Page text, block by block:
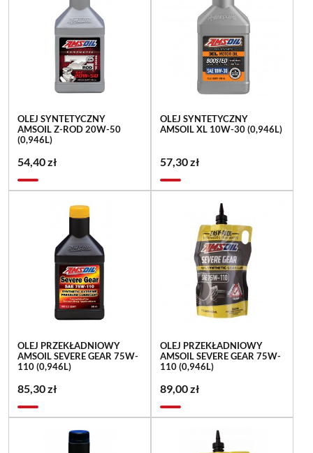
OLEJ SYNTETYCZNY
AMSOIL Z-ROD 20W-50
(0,946L)
54,40 zł
OLEJ SYNTETYCZNY
AMSOIL XL 10W-30 (0,946L)
57,30 zł
OLEJ PRZEKŁADNIOWY
AMSOIL SEVERE GEAR 75W-
110 (0,946L)
85,30 zł
OLEJ PRZEKŁADNIOWY
AMSOIL SEVERE GEAR 75W-
110 (0,946L)
89,00 zł